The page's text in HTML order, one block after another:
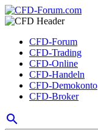
CFD-Forum
CFD-Trading
CFD-Online
CFD-Handeln
CFD-Demokonto
CFD-Broker
search